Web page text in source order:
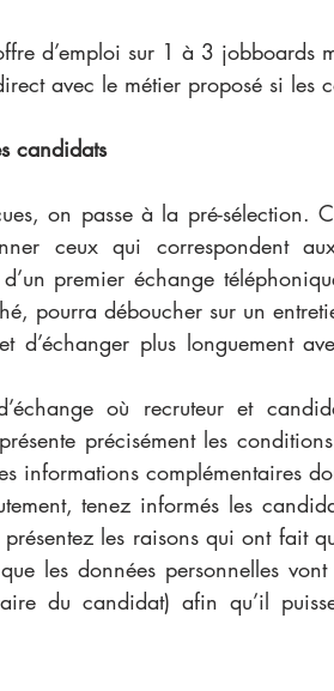
d’emploi sur 1 à 3 jobboards
avec le métier proposé si les
candidats
on passe à la pré-sélection.
ceux qui correspondent
d’un premier échange
pourra déboucher sur un
d’échanger plus longuement
où recruteur et
précisément les
informations complémentaires
tenez informés les
les raisons qui ont fait
les données personnelles
du candidat) afin qu’il